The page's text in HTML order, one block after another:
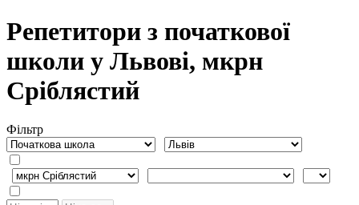
Репетитори з початкової
школи у Львові, мкрн
Сріблястий
Фiльтр